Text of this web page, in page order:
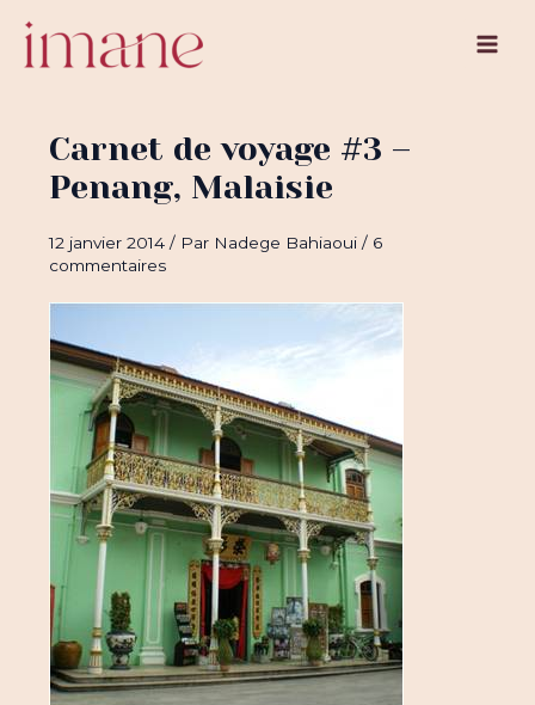
contenu
Main
Carnet de voyage #3 –
Penang, Malaisie
12 janvier 2014/ Par Nadege Bahiaoui/ 6
commentaires